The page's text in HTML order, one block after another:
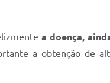
a doença,
a obtenção de